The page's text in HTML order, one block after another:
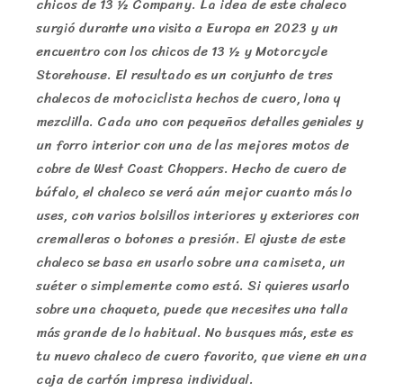
surgió durante una visita a Europa en 2023 y un
encuentro con los chicos de 13 ½ y Motorcycle
Storehouse. El resultado es un conjunto de tres
chalecos de motociclista hechos de cuero, lona y
mezclilla. Cada uno con pequeños detalles geniales y
un forro interior con una de las mejores motos de
cobre de West Coast Choppers. Hecho de cuero de
búfalo, el chaleco se verá aún mejor cuanto más lo
uses, con varios bolsillos interiores y exteriores con
cremalleras o botones a presión. El ajuste de este
chaleco se basa en usarlo sobre una camiseta, un
suéter o simplemente como está. Si quieres usarlo
sobre una chaqueta, puede que necesites una talla
más grande de lo habitual. No busques más, este es
tu nuevo chaleco de cuero favorito, que viene en una
caja de cartón impresa individual.